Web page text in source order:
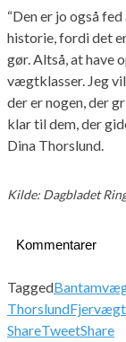
“Den er jo også
historie, fordi det
gør. Altså, at have
vægtklasser. Jeg
der er nogen, der
klar til dem, der
Dina Thorslund.
Kilde: Dagbladet
Kommentarer
Tagged
ThorslundFjervægt
ShareTweetShare